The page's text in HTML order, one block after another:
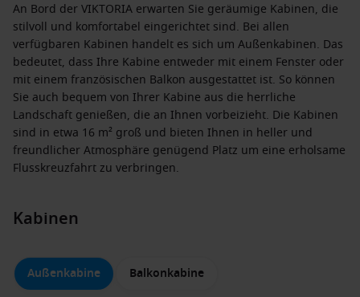
An Bord der VIKTORIA erwarten Sie geräumige Kabinen, die
stilvoll und komfortabel eingerichtet sind. Bei allen
verfügbaren Kabinen handelt es sich um Außenkabinen. Das
bedeutet, dass Ihre Kabine entweder mit einem Fenster oder
mit einem französischen Balkon ausgestattet ist. So können
Sie auch bequem von Ihrer Kabine aus die herrliche
Landschaft genießen, die an Ihnen vorbeizieht. Die Kabinen
sind in etwa 16 m² groß und bieten Ihnen in heller und
freundlicher Atmosphäre genügend Platz um eine erholsame
Flusskreuzfahrt zu verbringen.
Kabinen
Außenkabine Balkonkabine